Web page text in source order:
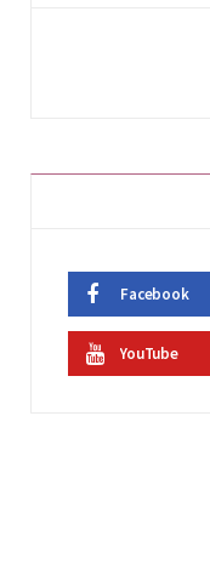
Facebook
YouTube